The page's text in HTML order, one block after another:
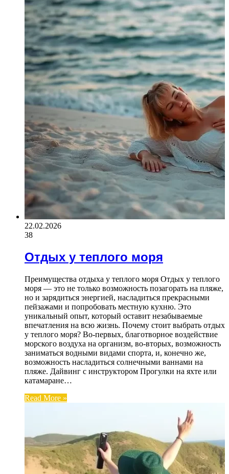
22.02.2026
38
Отдых у теплого моря
Преимущества отдыха у теплого моря Отдых у теплого
моря — это не только возможность позагорать на пляже,
но и зарядиться энергией, насладиться прекрасными
пейзажами и попробовать местную кухню. Это
уникальный опыт, который оставит незабываемые
впечатления на всю жизнь. Почему стоит выбрать отдых
у теплого моря? Во-первых, благотворное воздействие
морского воздуха на организм, во-вторых, возможность
заниматься водными видами спорта, и, конечно же,
возможность насладиться солнечными ваннами на
пляже. Дайвинг с инструктором Прогулки на яхте или
катамаране…
Read More »